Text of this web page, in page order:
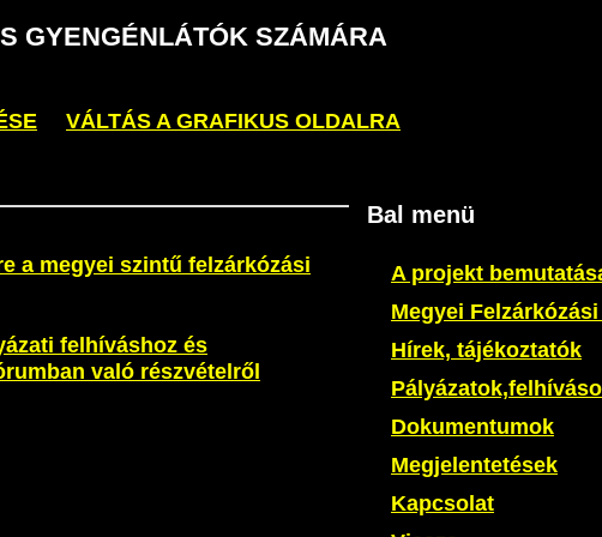
GYENGÉNLÁTÓK SZÁMÁRA
VÁLTÁS A GRAFIKUS OLDALRA
a megyei szintű felzárkózási
felhíváshoz és
való részvételről
Bal menü
A projekt
Megyei
Hírek, tájékoztatók
Dokumentumok
Megjelentetések
Kapcsolat